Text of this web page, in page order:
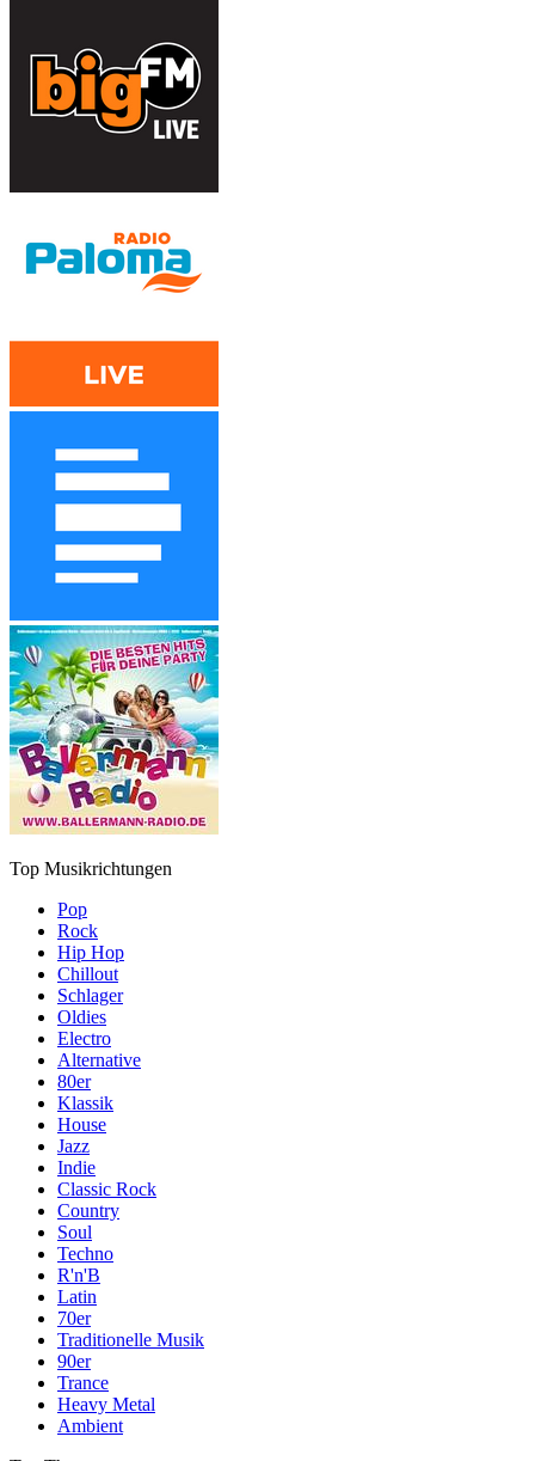
Top Musikrichtungen
Pop
Rock
Hip Hop
Chillout
Schlager
Oldies
Electro
Alternative
80er
Klassik
House
Jazz
Indie
Classic Rock
Country
Soul
Techno
R'n'B
Latin
70er
Traditionelle Musik
90er
Trance
Heavy Metal
Ambient